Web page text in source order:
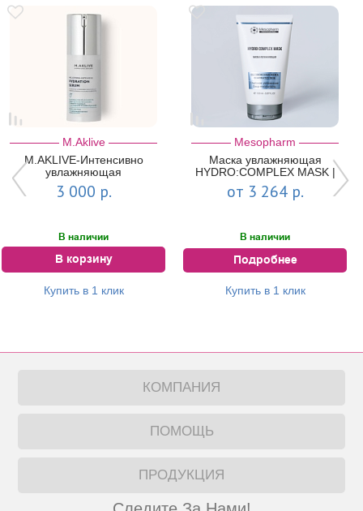
M.Aklive
M.AKLIVE-Интенсивно
увлажняющая
сыворотка(30 мл.)
3 000 р.
В наличии
В корзину
Купить в 1 клик
Mesopharm
Маска увлажняющая
HYDRO:COMPLEX MASK |
MESOPHARM
от 3 264 р.
В наличии
Подробнее
Купить в 1 клик
КОМПАНИЯ
ПОМОЩЬ
ПРОДУКЦИЯ